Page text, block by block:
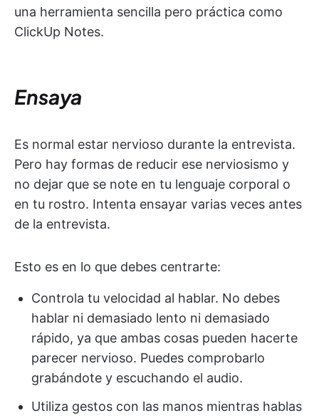
una herramienta sencilla pero práctica como
ClickUp Notes.
Ensaya
Es normal estar nervioso durante la entrevista.
Pero hay formas de reducir ese nerviosismo y
no dejar que se note en tu lenguaje corporal o
en tu rostro. Intenta ensayar varias veces antes
de la entrevista.
Esto es en lo que debes centrarte:
Controla tu velocidad al hablar. No debes
hablar ni demasiado lento ni demasiado
rápido, ya que ambas cosas pueden hacerte
parecer nervioso. Puedes comprobarlo
grabándote y escuchando el audio.
Utiliza gestos con las manos mientras hablas